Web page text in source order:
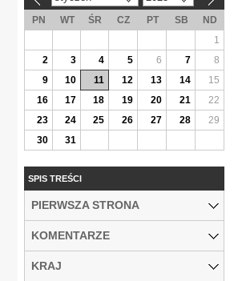
PN WT ŚR CZ PT SB
ND
1
2
3 4 5 6 7
8
9
10 11 12 13 14
15
16
17 18 19 20 21
22
23
24 25 26 27 28
29
30
31
SPIS TREŚCI
PIERWSZA STRONA
KOMENTARZE
KRAJ